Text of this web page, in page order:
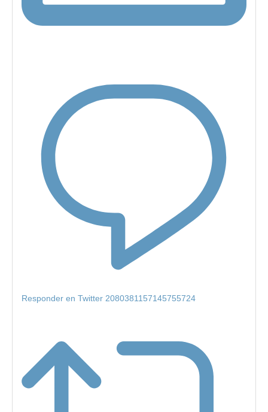
Responder en Twitter 2080381157145755724